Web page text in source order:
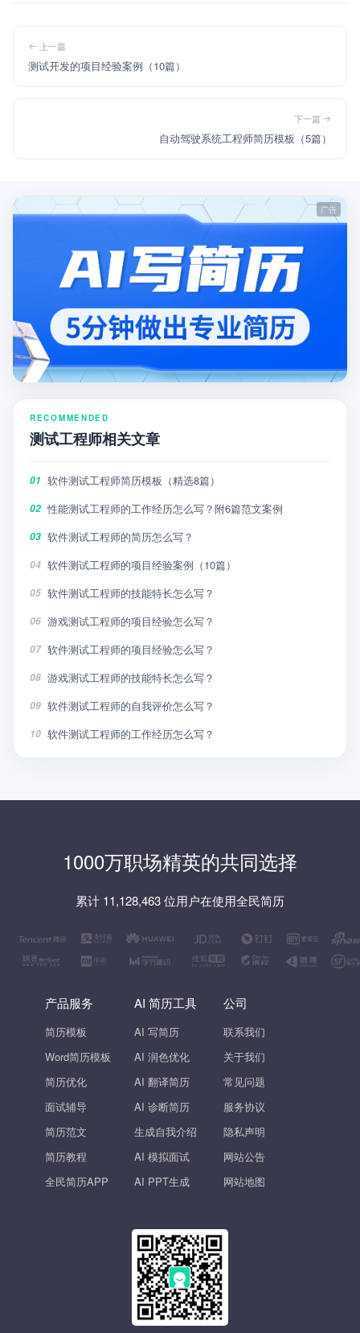
上一篇
测试开发的项目经验案例（10篇）
下一篇
自动驾驶系统工程师简历模板（5篇）
RECOMMENDED
测试工程师相关文章
01 软件测试工程师简历模板（精选8篇）
02 性能测试工程师的工作经历怎么写？附6篇范文案例
03 软件测试工程师的简历怎么写？
04 软件测试工程师的项目经验案例（10篇）
05 软件测试工程师的技能特长怎么写？
06 游戏测试工程师的项目经验怎么写？
07 软件测试工程师的项目经验怎么写？
08 游戏测试工程师的技能特长怎么写？
09 软件测试工程师的自我评价怎么写？
10 软件测试工程师的工作经历怎么写？
1000万职场精英的共同选择
累计 11,128,463 位用户在使用全民简历
产品服务
简历模板
Word简历模板
简历优化
面试辅导
简历范文
简历教程
全民简历APP
AI 简历工具
AI 写简历
AI 润色优化
AI 翻译简历
AI 诊断简历
生成自我介绍
AI 模拟面试
AI PPT生成
公司
联系我们
关于我们
常见问题
服务协议
隐私声明
网站公告
网站地图